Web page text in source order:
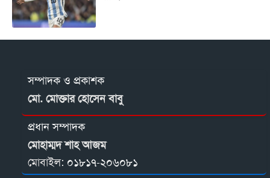
সম্পাদক ও প্রকাশক
মো. মোক্তার হোসেন বাবু
প্রধান সম্পাদক
মোহাম্মদ শাহ আজম
মোবাইল: ০১৮১৭-২০৬০৮১